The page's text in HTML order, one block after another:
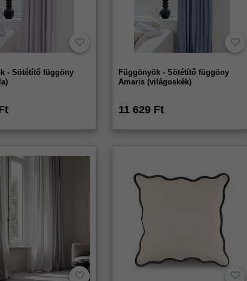
- Sötétítő függöny
Függönyök - Sötétítő függöny
Amaris (világoskék)
11 629 Ft